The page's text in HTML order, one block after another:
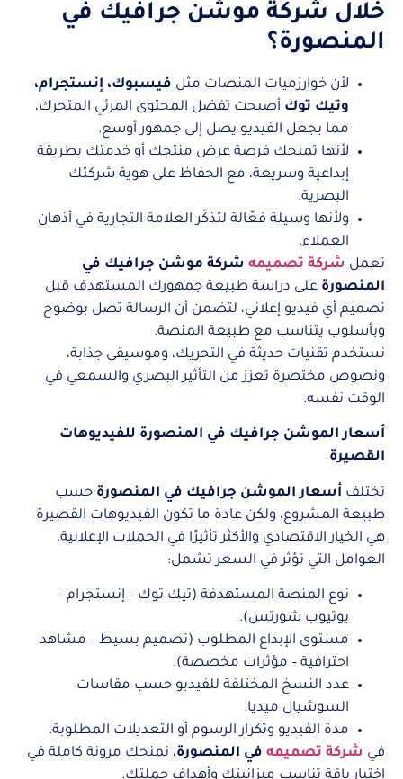
خلال شركة موشن جرافيك في
المنصورة؟
لأن خوارزميات المنصات مثل فيسبوك، إنستجرام،
وتيك توك أصبحت تفضل المحتوى المرئي المتحرك،
مما يجعل الفيديو يصل إلى جمهور أوسع.
لأنها تمنحك فرصة عرض منتجك أو خدمتك بطريقة
إبداعية وسريعة، مع الحفاظ على هوية شركتك
البصرية.
ولأنها وسيلة فعّالة لتذكّر العلامة التجارية في أذهان
العملاء.
تعمل شركة تصميمه شركة موشن جرافيك في
المنصورة على دراسة طبيعة جمهورك المستهدف قبل
تصميم أي فيديو إعلاني، لتضمن أن الرسالة تصل بوضوح
وبأسلوب يتناسب مع طبيعة المنصة.
نستخدم تقنيات حديثة في التحريك، وموسيقى جذابة،
ونصوص مختصرة تعزز من التأثير البصري والسمعي في
الوقت نفسه.
أسعار الموشن جرافيك في المنصورة للفيديوهات
القصيرة
تختلف أسعار الموشن جرافيك في المنصورة حسب
طبيعة المشروع، ولكن عادة ما تكون الفيديوهات القصيرة
هي الخيار الاقتصادي والأكثر تأثيرًا في الحملات الإعلانية.
العوامل التي تؤثر في السعر تشمل:
نوع المنصة المستهدفة (تيك توك – إنستجرام –
يوتيوب شورتس).
مستوى الإبداع المطلوب (تصميم بسيط – مشاهد
احترافية – مؤثرات مخصصة).
عدد النسخ المختلفة للفيديو حسب مقاسات
السوشيال ميديا.
مدة الفيديو وتكرار الرسوم أو التعديلات المطلوبة.
في شركة تصميمه في المنصورة، نمنحك مرونة كاملة في
اختيار باقة تناسب ميزانيتك وأهداف حملتك.